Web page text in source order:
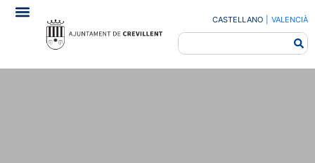
CASTELLANO VALENCIÀ